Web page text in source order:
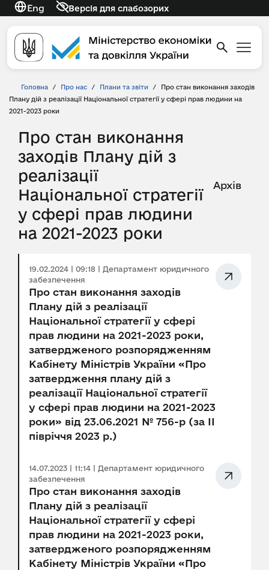
Eng Версія для слабозорих
Головна / Про нас / Плани та звіти /
Про стан виконання заходів
Плану дій з реалізації Національної стратегії у сфері прав людини на
2021-2023 роки
Про стан виконання
заходів Плану дій з
реалізації
Національної стратегії
у сфері прав людини
на 2021-2023 роки
Архів
19.02.2024 | 09:18 | Департамент юридичного
забезпечення
Про стан виконання заходів
Плану дій з реалізації
Національної стратегії у сфері
прав людини на 2021-2023 роки,
затвердженого розпорядженням
Кабінету Міністрів України «Про
затвердження плану дій з
реалізації Національної стратегії
у сфері прав людини на 2021-2023
роки» від 23.06.2021 № 756-р (за ІІ
півріччя 2023 р.)
14.07.2023 | 11:14 | Департамент юридичного
забезпечення
Про стан виконання заходів
Плану дій з реалізації
Національної стратегії у сфері
прав людини на 2021-2023 роки,
затвердженого розпорядженням
Кабінету Міністрів України «Про